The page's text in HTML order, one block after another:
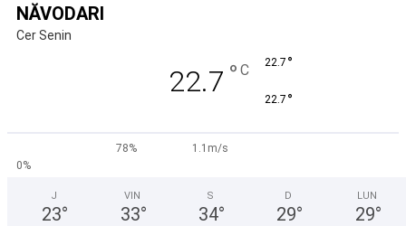
NĂVODARI
Cer Senin
22.7 ° C 22.7 °
22.7 °
78%
1.1m/s
0%
J
23°
VIN
33°
S
34°
D
29°
LUN
29°